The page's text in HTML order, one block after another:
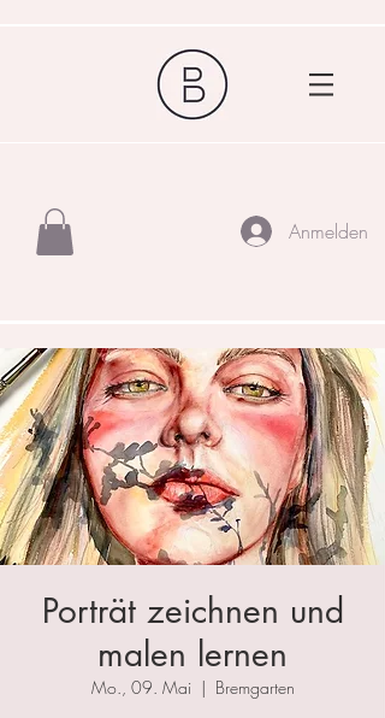
Anmelden
Porträt zeichnen und
malen lernen
Mo., 09. Mai
  |
Bremgarten